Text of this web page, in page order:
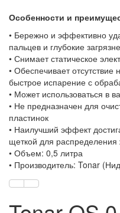
Особенности и
• Бережно и эффективно
пальцев и глубокие
• Снимает статическое
• Обеспечивает отсутствие
быстрое испарение с
• Может использоваться в
• Не предназначен для
пластинок
• Наилучший эффект
щеткой для
• Объем: 0,5 литра
• Производитель: Tonar